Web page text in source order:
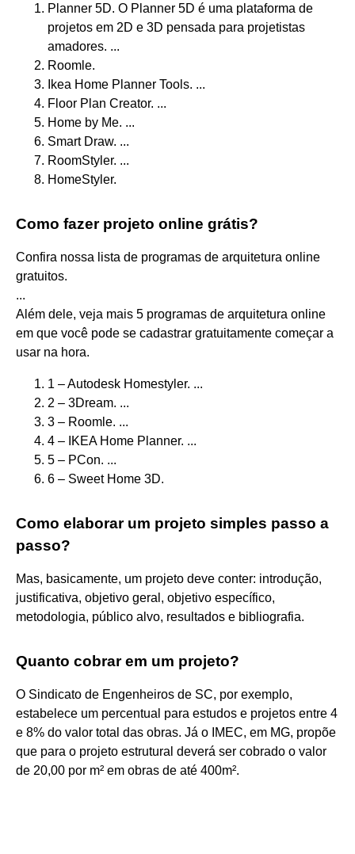
Planner 5D. O Planner 5D é uma plataforma de
projetos em 2D e 3D pensada para projetistas
amadores. ...
Roomle.
Ikea Home Planner Tools. ...
Floor Plan Creator. ...
Home by Me. ...
Smart Draw. ...
RoomStyler. ...
HomeStyler.
Como fazer projeto online grátis?
Confira nossa lista de programas de arquitetura online
gratuitos.
...
Além dele, veja mais 5 programas de arquitetura online
em que você pode se cadastrar gratuitamente começar a
usar na hora.
1 – Autodesk Homestyler. ...
2 – 3Dream. ...
3 – Roomle. ...
4 – IKEA Home Planner. ...
5 – PCon. ...
6 – Sweet Home 3D.
Como elaborar um projeto simples passo a
passo?
Mas, basicamente, um projeto deve conter: introdução,
justificativa, objetivo geral, objetivo específico,
metodologia, público alvo, resultados e bibliografia.
Quanto cobrar em um projeto?
O Sindicato de Engenheiros de SC, por exemplo,
estabelece um percentual para estudos e projetos entre 4
e 8% do valor total das obras. Já o IMEC, em MG, propõe
que para o projeto estrutural deverá ser cobrado o valor
de 20,00 por m² em obras de até 400m².